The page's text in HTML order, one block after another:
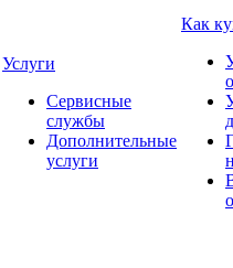
Услуги
Сервисные
службы
Дополнительные
услуги
Как